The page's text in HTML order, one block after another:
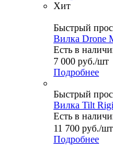
Хит
Быстрый
Вилка Drone
Есть в
7 000 руб./шт
Подробнее
Быстрый
Вилка Tilt
Есть в
11 700 руб./шт
Подробнее